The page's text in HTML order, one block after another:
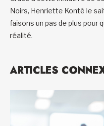
Noirs, Henriette Konté le
faisons un pas de plus pour
réalité.
ARTICLES